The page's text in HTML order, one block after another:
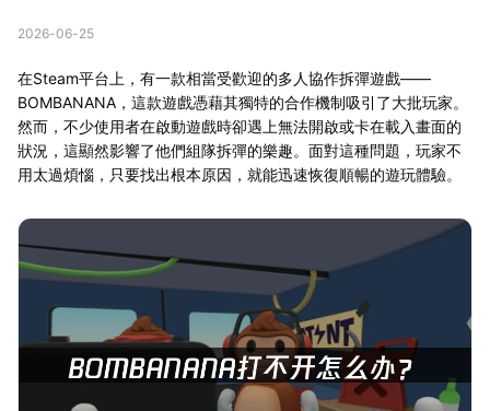
2026-06-25
在Steam平台上，有一款相當受歡迎的多人協作拆彈遊戲——
BOMBANANA，這款遊戲憑藉其獨特的合作機制吸引了大批玩家。
然而，不少使用者在啟動遊戲時卻遇上無法開啟或卡在載入畫面的
狀況，這顯然影響了他們組隊拆彈的樂趣。面對這種問題，玩家不
用太過煩惱，只要找出根本原因，就能迅速恢復順暢的遊玩體驗。